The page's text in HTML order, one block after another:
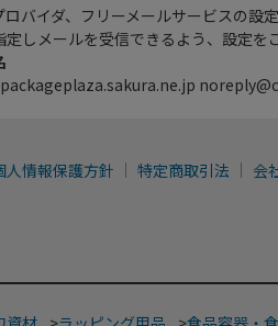
バイダ、フリーメールサービスの設
しメールを受信できるよう、設定を
人情報保護方針 特定商取引法 会